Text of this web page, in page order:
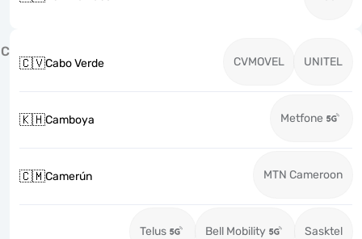
C
🇨🇻Cabo Verde CVMOVEL UNITEL
🇰🇭Camboya Metfone
🇨🇲Camerún MTN Cameroon
Telus Bell Mobility Sasktel